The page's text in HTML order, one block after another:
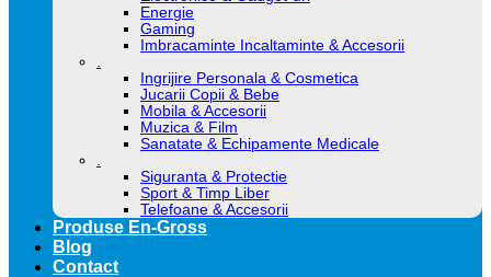
Energie
Gaming
Imbracaminte Incaltaminte & Accesorii
.
Ingrijire Personala & Cosmetica
Jucarii Copii & Bebe
Mobila & Accesorii
Muzica & Film
Sanatate & Echipamente Medicale
.
Siguranta & Protectie
Sport & Timp Liber
Telefoane & Accesorii
Produse En-Gross
Blog
Contact